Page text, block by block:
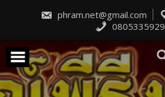
phram.net@gmail.com
0805335929